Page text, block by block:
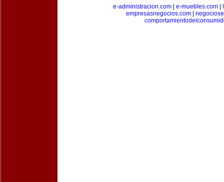
e-administracion.com| e-muebles.com|
empresasnegocios.com|